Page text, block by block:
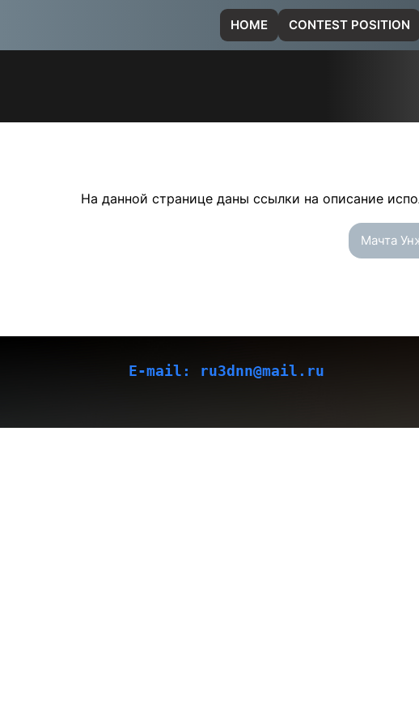
содержимому
HOME CONTEST POSITION
На данной странице даны ссылки на описание
Мачта
E-mail: ru3dnn@mail.ru